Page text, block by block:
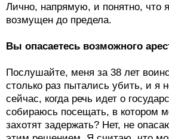
Лично, напрямую, и понятно, что
возмущен до предела.
Вы опасаетесь возможного
Послушайте, меня за 38 лет
столько раз пытались убить, и я
сейчас, когда речь идет о
собираюсь посещать, в котором
захотят задержать? Нет, не